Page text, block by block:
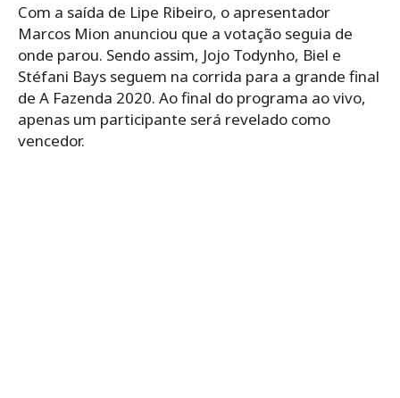
Com a saída de Lipe Ribeiro, o apresentador
Marcos Mion anunciou que a votação seguia de
onde parou. Sendo assim, Jojo Todynho, Biel e
Stéfani Bays seguem na corrida para a grande final
de A Fazenda 2020. Ao final do programa ao vivo,
apenas um participante será revelado como
vencedor.